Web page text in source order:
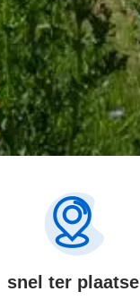
snel ter plaatse